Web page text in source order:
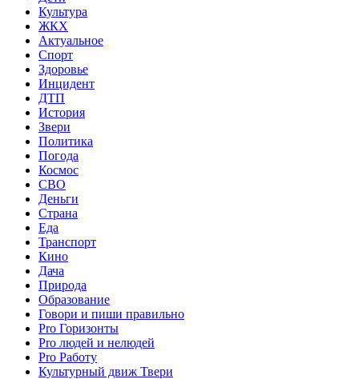
Культура
ЖКХ
Актуальное
Спорт
Здоровье
Инцидент
ДТП
История
Звери
Политика
Погода
Космос
СВО
Деньги
Страна
Еда
Транспорт
Кино
Дача
Природа
Образование
Говори и пиши правильно
Pro Горизонты
Pro людей и нелюдей
Pro Работу
Культурный движ Твери